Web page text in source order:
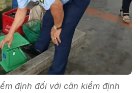
định đối với cân kiểm định